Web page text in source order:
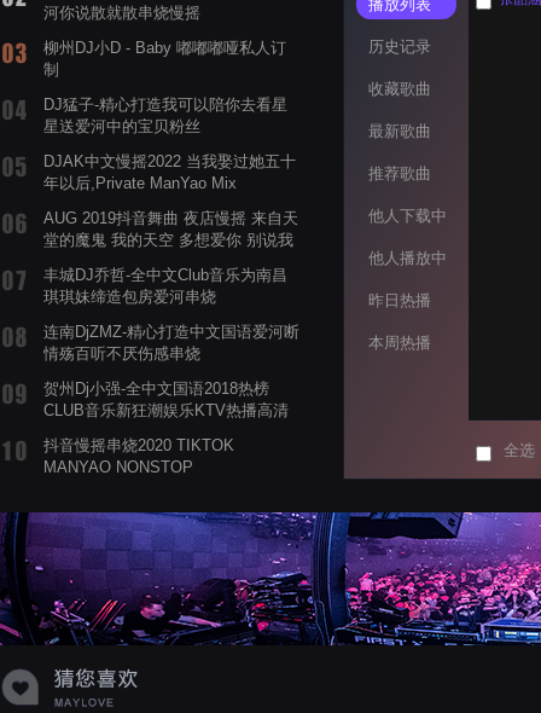
河你说散就散串烧慢摇
柳州DJ小D - Baby 嘟嘟嘟哑私人订
制
DJ猛子-精心打造我可以陪你去看星
星送爱河中的宝贝粉丝
DJAK中文慢摇2022 当我娶过她五十
年以后,Private ManYao Mix
AUG 2019抖音舞曲 夜店慢摇 来自天
堂的魔鬼 我的天空 多想爱你 别说我
丰城DJ乔哲-全中文Club音乐为南昌
琪琪妹缔造包房爱河串烧
连南DjZMZ-精心打造中文国语爱河断
情殇百听不厌伤感串烧
贺州Dj小强-全中文国语2018热榜
CLUB音乐新狂潮娱乐KTV热播高清
抖音慢摇串烧2020 TIKTOK
MANYAO NONSTOP
蝉爸爸妈妈爱存在夏天的风是想你的
声音啊
播放列表
历史记录
收藏歌曲
最新歌曲
推荐歌曲
他人下载中
他人播放中
昨日热播
本周热播
全选